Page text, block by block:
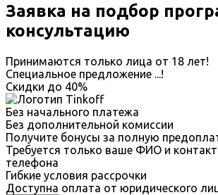
Заявка на подбор
консультацию
Принимаются только лица от 18 лет!
Специальное предложение
!
Скидки до 40%
Без начального платежа
Без дополнительной комиссии
Получите бонусы за полную
Требуется только ваше ФИО и
телефона
Гибкие условия рассрочки
Доступна оплата от юридического